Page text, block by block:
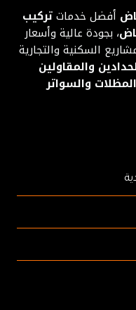
أفضل خدماتتركيب
، بجودة عالية وأسعار
السكنية والتجارية
والمقاولين
المظلات والسواتر